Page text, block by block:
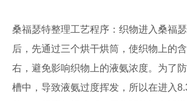
桑福瑟特整理工艺程序：织物进入桑福
后，先通过三个烘干烘筒，使织物上的
右，避免影响织物上的液氨浓度。为了
槽中，导致液氨过度挥发，所以在进入